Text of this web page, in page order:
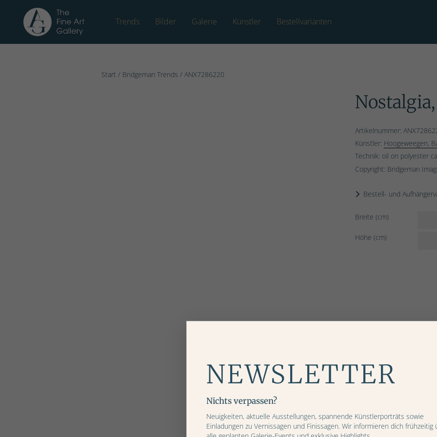
Trends Bilder Galerie Künstler Bestellvarianten
Start / Bridgeman Trends / ANX7286220
Artikelnummer:
Künstler: Hoogeweegen,
Technik: oil on polyester
Copyright: Bridgeman
Bestell- und
Breite (cm)
Höhe (cm)
NEWSLETTER
Nichts verpassen?
Neuigkeiten, aktuelle Ausstellungen, spannende Künstlerporträts sowie
Einladungen zu Vernissagen und Finissagen. Wir informieren dich frühzeitig